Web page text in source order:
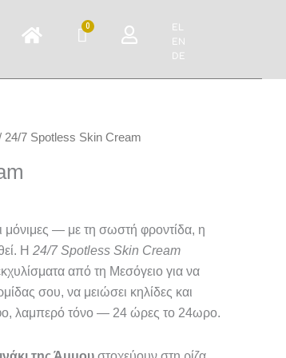
0
Cart
EL
EN
DE
24/7 Spotless Skin Cream
μόνιμες — με τη σωστή φροντίδα, η
Η 24/7 Spotless Skin Cream
από τη Μεσόγειο για να
σου, να μειώσει κηλίδες και
λαμπερό τόνο — 24 ώρες το 24ωρο.